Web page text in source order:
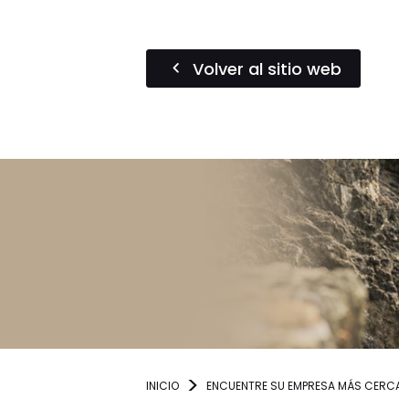
Volver al sitio web
INICIO ENCUENTRE SU EMPRESA MÁS